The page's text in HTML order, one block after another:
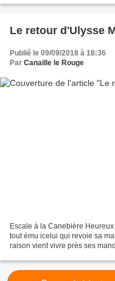
Le retour d'Ulysse
Publié le 09/09/2018 à 18:36
Par Canaille le Rouge
Escale à la Canebière
tout ému icelui qui revoie sa
raison vient vivre près ses